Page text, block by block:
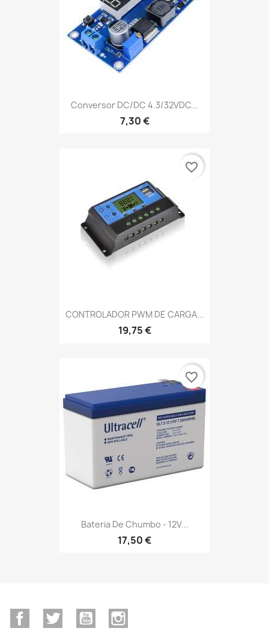
Conversor DC/DC 4.3/32VDC...
7,30 €
CONTROLADOR PWM DE CARGA...
19,75 €
favorite_border
Bateria De Chumbo - 12V...
17,50 €
favorite_border
FacebookTwitter YouTube